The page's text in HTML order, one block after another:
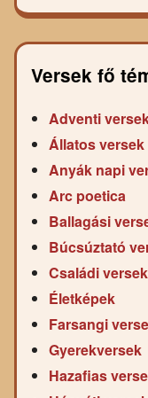
Versek fő
Adventi
Állatos versek
Anyák napi
Arc poetica
Ballagási
Búcsúztató
Családi versek
Életképek
Farsangi
Gyerekversek
Hazafias